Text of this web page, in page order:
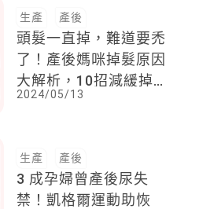
生產 產後
頭髮一直掉，難道要禿
了！產後媽咪掉髮原因
大解析，10招減緩掉髮
，從生活中做起就可以
2024/05/13
生產 產後
3 成孕婦曾產後尿失
禁！凱格爾運動助恢